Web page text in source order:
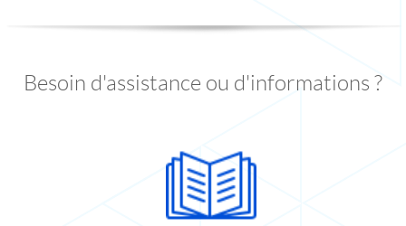
Besoin d'assistance ou d'informations ?